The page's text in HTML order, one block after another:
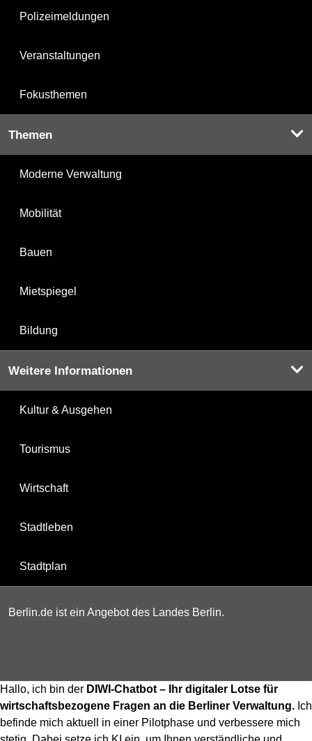
Polizeimeldungen
Veranstaltungen
Fokusthemen
Themen
Moderne Verwaltung
Mobilität
Bauen
Mietspiegel
Bildung
Weitere Informationen
Kultur & Ausgehen
Tourismus
Wirtschaft
Stadtleben
Stadtplan
Berlin.de ist ein Angebot des Landes Berlin.
Hallo, ich bin der DIWI-Chatbot – Ihr digitaler Lotse für
wirtschaftsbezogene Fragen an die Berliner Verwaltung. Ich
befinde mich aktuell in einer Pilotphase und verbessere mich